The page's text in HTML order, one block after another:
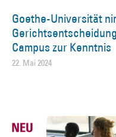
Goethe-Universität
Campus zur Kenntnis
22. Mai 2024